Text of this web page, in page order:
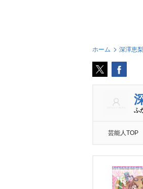
ホーム 深澤恵
ふ
芸能人TOP